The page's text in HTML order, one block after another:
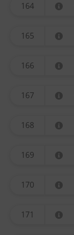
164
165
166
167
168
169
170
171